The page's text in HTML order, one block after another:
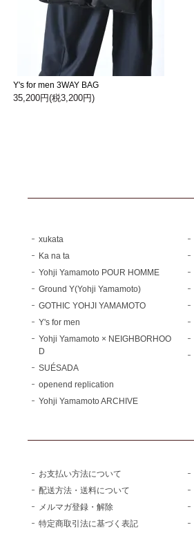
Y's for men 3WAY BAG
35,200円(税3,200円)
xukata
Ka na ta
Yohji Yamamoto POUR HOMME
Ground Y(Yohji Yamamoto)
GOTHIC YOHJI YAMAMOTO
Y's for men
Yohji Yamamoto × NEIGHBORHOO
D
SUÉSADA
openend replication
Yohji Yamamoto ARCHIVE
お支払い方法について
配送方法・送料について
メルマガ登録・解除
特定商取引法に基づく表記